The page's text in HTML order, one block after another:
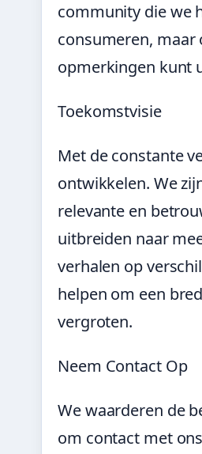
community die we
consumeren, maar
opmerkingen kunt
Toekomstvisie
Met de constante
ontwikkelen. We
relevante en
uitbreiden naar
verhalen op
helpen om een
vergroten.
Neem Contact Op
We waarderen de
om contact met